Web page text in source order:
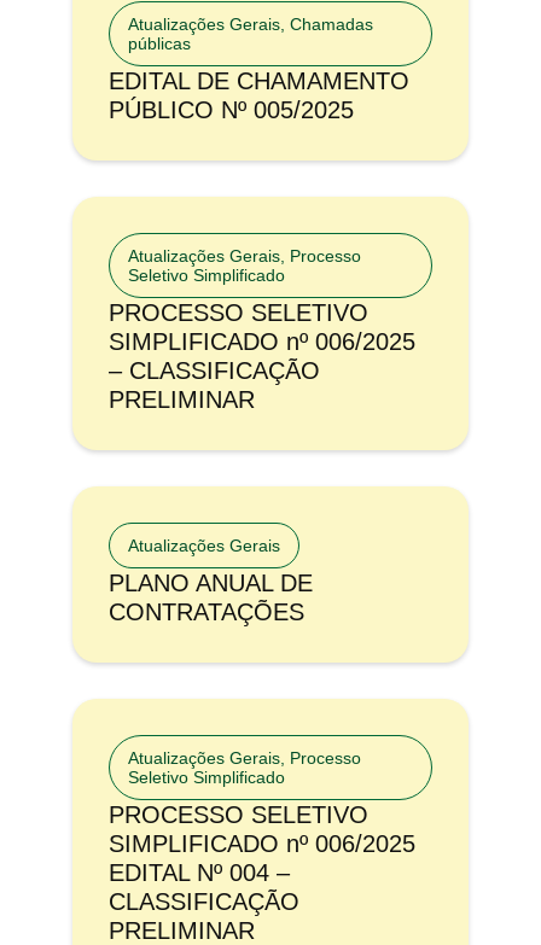
Atualizações Gerais Chamadas
públicas
EDITAL DE CHAMAMENTO
PÚBLICO Nº 005/2025
Atualizações Gerais Processo
Seletivo Simplificado
PROCESSO SELETIVO
SIMPLIFICADO nº 006/2025
– CLASSIFICAÇÃO
PRELIMINAR
Atualizações Gerais
PLANO ANUAL DE
CONTRATAÇÕES
Atualizações Gerais Processo
Seletivo Simplificado
PROCESSO SELETIVO
SIMPLIFICADO nº 006/2025
EDITAL Nº 004 –
CLASSIFICAÇÃO
PRELIMINAR